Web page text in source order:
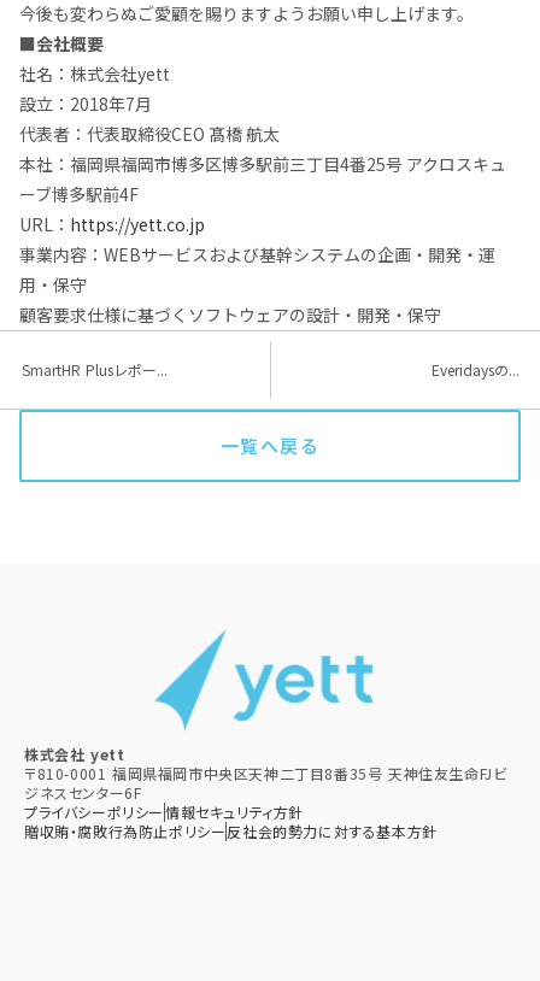
今後も変わらぬご愛顧を賜りますようお願い申し上げます。
■会社概要
社名：株式会社yett
設立：2018年7月
代表者：代表取締役CEO 髙橋 航太
本社：福岡県福岡市博多区博多駅前三丁目4番25号 アクロスキュ
ーブ博多駅前4F
URL： https://yett.co.jp
事業内容：WEBサービスおよび基幹システムの企画・開発・運
用・保守
顧客要求仕様に基づくソフトウェアの設計・開発・保守
SmartHR Plusレポー... Everidaysの...
一覧へ戻る
株式会社 yett
〒810-0001 福岡県福岡市中央区天神二丁目8番35号 天神住友生命FJビ
ジネスセンター6F
プライバシーポリシー情報セキュリティ方針
贈収賄・腐敗行為防止ポリシー​反社会的勢力に対する基本方針​